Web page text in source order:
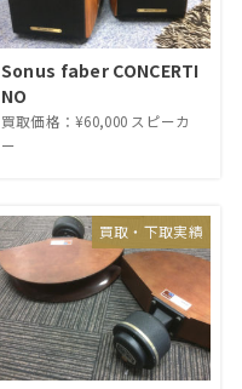
Sonus faber CONCERTI
NO
買取価格：¥60,000 スピーカ
ー
買取・下取実績